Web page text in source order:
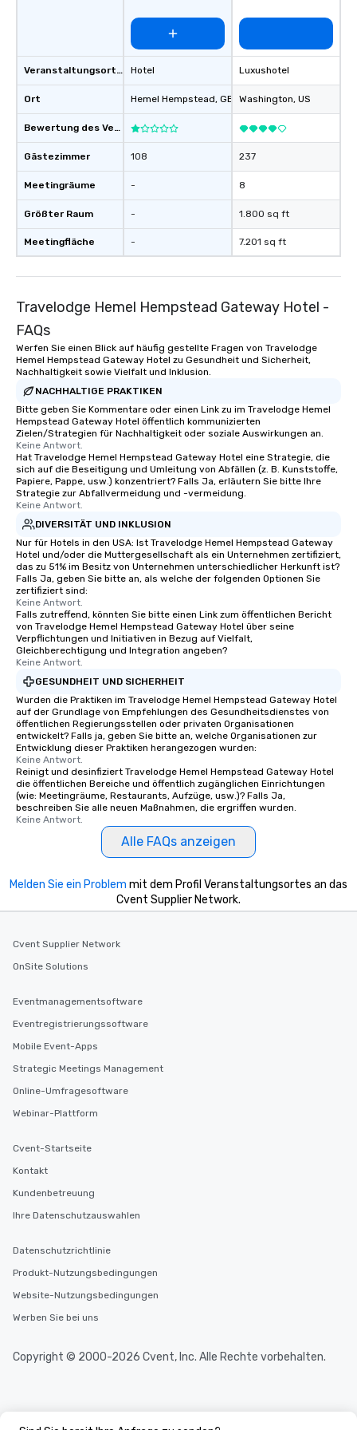
Veranstaltungsortstyp
Ort
Bewertung des Veranstaltungsortes
Gästezimmer
Meetingräume
Größter Raum
Meetingfläche
Hotel
Hemel Hempstead, GB1
108
-
-
-
Luxushotel
Washington, US
237
8
1.800 sq ft
7.201 sq ft
Travelodge Hemel Hempstead Gateway Hotel -
FAQs
Werfen Sie einen Blick auf häufig gestellte Fragen von Travelodge
Hemel Hempstead Gateway Hotel zu Gesundheit und Sicherheit,
Nachhaltigkeit sowie Vielfalt und Inklusion.
NACHHALTIGE PRAKTIKEN
Bitte geben Sie Kommentare oder einen Link zu im Travelodge Hemel
Hempstead Gateway Hotel öffentlich kommunizierten
Zielen/Strategien für Nachhaltigkeit oder soziale Auswirkungen an.
Keine Antwort.
Hat Travelodge Hemel Hempstead Gateway Hotel eine Strategie, die
sich auf die Beseitigung und Umleitung von Abfällen (z. B. Kunststoffe,
Papiere, Pappe, usw.) konzentriert? Falls Ja, erläutern Sie bitte Ihre
Strategie zur Abfallvermeidung und -vermeidung.
Keine Antwort.
DIVERSITÄT UND INKLUSION
Nur für Hotels in den USA: Ist Travelodge Hemel Hempstead Gateway
Hotel und/oder die Muttergesellschaft als ein Unternehmen zertifiziert,
das zu 51% im Besitz von Unternehmen unterschiedlicher Herkunft ist?
Falls Ja, geben Sie bitte an, als welche der folgenden Optionen Sie
zertifiziert sind:
Keine Antwort.
Falls zutreffend, könnten Sie bitte einen Link zum öffentlichen Bericht
von Travelodge Hemel Hempstead Gateway Hotel über seine
Verpflichtungen und Initiativen in Bezug auf Vielfalt,
Gleichberechtigung und Integration angeben?
Keine Antwort.
GESUNDHEIT UND SICHERHEIT
Wurden die Praktiken im Travelodge Hemel Hempstead Gateway Hotel
auf der Grundlage von Empfehlungen des Gesundheitsdienstes von
öffentlichen Regierungsstellen oder privaten Organisationen
entwickelt? Falls ja, geben Sie bitte an, welche Organisationen zur
Entwicklung dieser Praktiken herangezogen wurden:
Keine Antwort.
Reinigt und desinfiziert Travelodge Hemel Hempstead Gateway Hotel
die öffentlichen Bereiche und öffentlich zugänglichen Einrichtungen
(wie: Meetingräume, Restaurants, Aufzüge, usw.)? Falls Ja,
beschreiben Sie alle neuen Maßnahmen, die ergriffen wurden.
Keine Antwort.
Alle FAQs anzeigen
Melden Sie ein Problem mit dem Profil Veranstaltungsortes an das
Cvent Supplier Network.
Cvent Supplier Network
OnSite Solutions
Eventmanagementsoftware
Eventregistrierungssoftware
Mobile Event-Apps
Strategic Meetings Management
Online-Umfragesoftware
Webinar-Plattform
Cvent-Startseite
Kontakt
Kundenbetreuung
Ihre Datenschutzauswahlen
Datenschutzrichtlinie
Produkt-Nutzungsbedingungen
Website-Nutzungsbedingungen
Werben Sie bei uns
Copyright © 2000-2026 Cvent, Inc. Alle Rechte vorbehalten.